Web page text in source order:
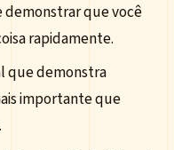
demonstrar que você
rapidamente.
que demonstra
importante que